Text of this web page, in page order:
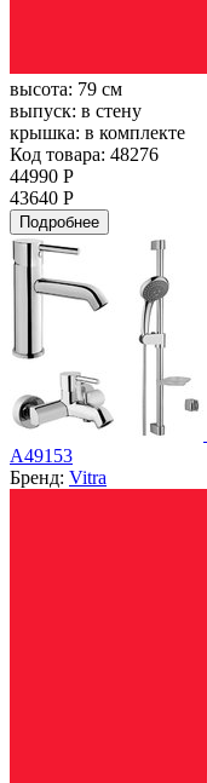
высота: 79 см
выпуск: в стену
крышка: в комплекте
Код товара: 48276
44990 Р
43640 Р
Подробнее
A49153
Бренд: Vitra